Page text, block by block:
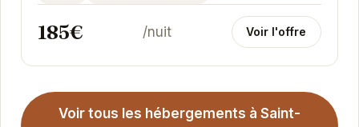
185€ /nuit Voir l'offre
Voir tous les hébergements à Saint-